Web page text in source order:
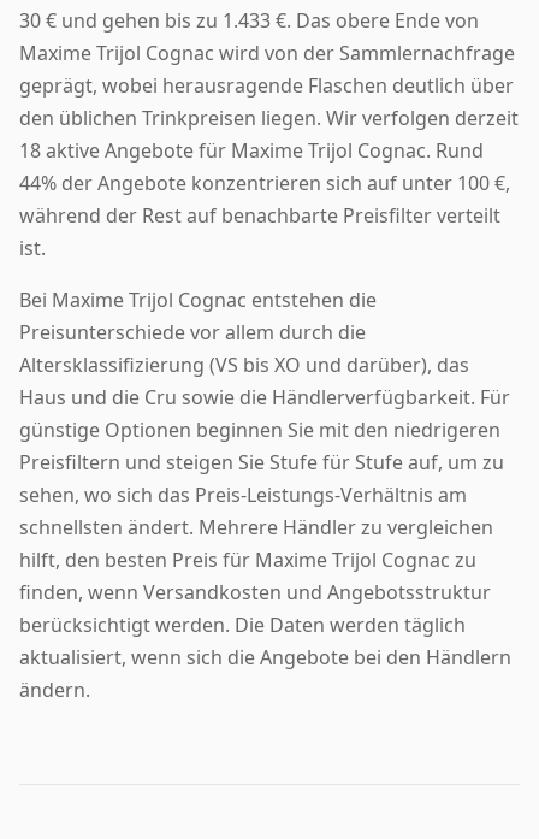
30 € und gehen bis zu 1.433 €. Das obere Ende von
Maxime Trijol Cognac wird von der Sammlernachfrage
geprägt, wobei herausragende Flaschen deutlich über
den üblichen Trinkpreisen liegen. Wir verfolgen derzeit
18 aktive Angebote für Maxime Trijol Cognac. Rund
44% der Angebote konzentrieren sich auf unter 100 €,
während der Rest auf benachbarte Preisfilter verteilt
ist.
Bei Maxime Trijol Cognac entstehen die
Preisunterschiede vor allem durch die
Altersklassifizierung (VS bis XO und darüber), das
Haus und die Cru sowie die Händlerverfügbarkeit. Für
günstige Optionen beginnen Sie mit den niedrigeren
Preisfiltern und steigen Sie Stufe für Stufe auf, um zu
sehen, wo sich das Preis-Leistungs-Verhältnis am
schnellsten ändert. Mehrere Händler zu vergleichen
hilft, den besten Preis für Maxime Trijol Cognac zu
finden, wenn Versandkosten und Angebotsstruktur
berücksichtigt werden. Die Daten werden täglich
aktualisiert, wenn sich die Angebote bei den Händlern
ändern.